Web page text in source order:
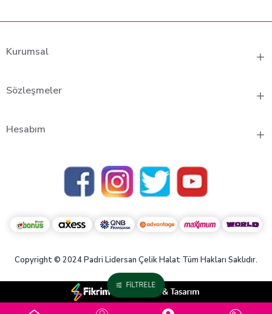
Kurumsal
Sözleşmeler
Hesabım
Copyright © 2024 Padri Lidersan Çelik Halat Tüm Hakları Saklıdır.
FILTRELE